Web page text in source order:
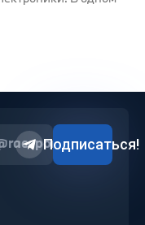
Подписаться!